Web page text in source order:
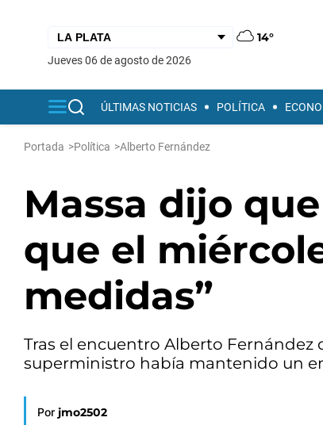
14°
jueves 06 de agosto de 2026
ÚLTIMAS NOTICIAS POLÍTICA
Portada >Política >Alberto Fernández
Massa dijo
que el
medidas”
Tras el encuentro Alberto Fernández
superministro había mantenido un
Por jmo2502